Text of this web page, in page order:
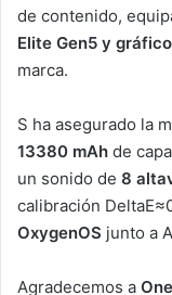
de contenido,
Elite Gen5 y
marca.
S ha asegurado la
13380 mAh de
un sonido de 8
calibración
OxygenOS junto a
Agradecemos a